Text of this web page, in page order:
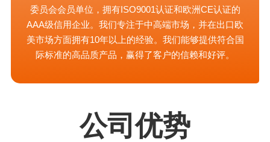
委员会会员单位，拥有ISO9001认证和欧洲CE认证的
AAA级信用企业。我们专注于中高端市场，并在出口欧
美市场方面拥有10年以上的经验。我们能够提供符合国
际标准的高品质产品，赢得了客户的信赖和好评。
公司优势